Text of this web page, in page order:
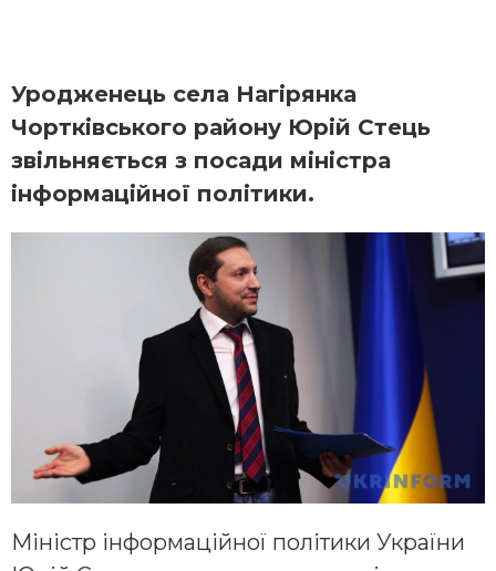
Уродженець села Нагірянка
Чортківського району Юрій Стець
звільняється з посади міністра
інформаційної політики.
Міністр інформаційної політики України